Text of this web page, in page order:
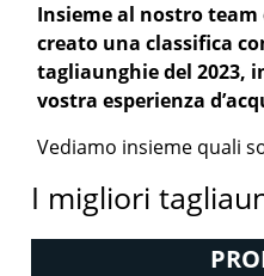
Insieme al nostro
creato una classifica
tagliaunghie del 2023,
vostra esperienza
Vediamo insieme quali
I migliori